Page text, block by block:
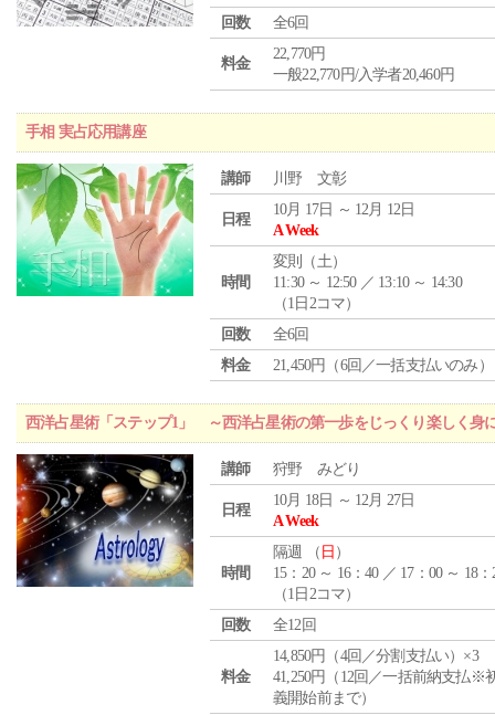
回数
全6回
料金
22,770円
一般22,770円/入学者20,460円
手相 実占応用講座
講師 川野 文彰
日程
10月 17日 ～ 12月 12日
A Week
時間
変則（土）
11:30 ～ 12:50 ／ 13:10 ～ 14:30
（1日2コマ）
回数
全6回
料金
21,450円（6回／一括支払いのみ）
西洋占星術「ステップ1」 ～西洋占星術の第一歩をじっくり楽しく身
講師 狩野 みどり
日程
10月 18日 ～ 12月 27日
A Week
時間
隔週 （ 日 ）
15：20 ～ 16：40 ／ 17：00 ～ 18：
（1日2コマ）
回数
全12回
料金
14,850円（4回／分割支払い）×3
41,250円（12回／一括前納支払※
義開始前まで）